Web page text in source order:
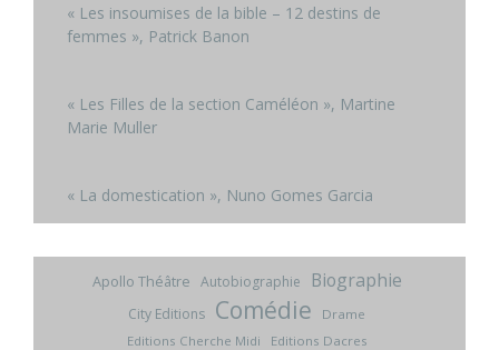
« Les insoumises de la bible – 12 destins de
femmes », Patrick Banon
« Les Filles de la section Caméléon », Martine
Marie Muller
« La domestication », Nuno Gomes Garcia
Apollo Théâtre Autobiographie Biographie
City Editions Comédie
Drame
Editions Cherche Midi
Editions Dacres